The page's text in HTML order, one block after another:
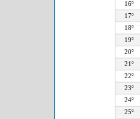
16º
17º
18º
19º
20º
21º
22º
23º
24º
25º